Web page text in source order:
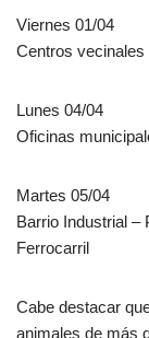
Viernes 01/04
Centros vecinales
Lunes 04/04
Oficinas
Martes 05/04
Barrio Industrial –
Ferrocarril
Cabe destacar
animales de más